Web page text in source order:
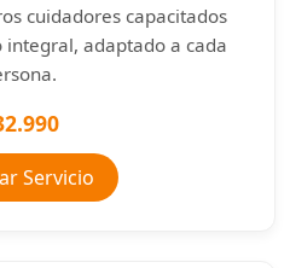
cuidadores capacitados
adaptado a cada
Servicio